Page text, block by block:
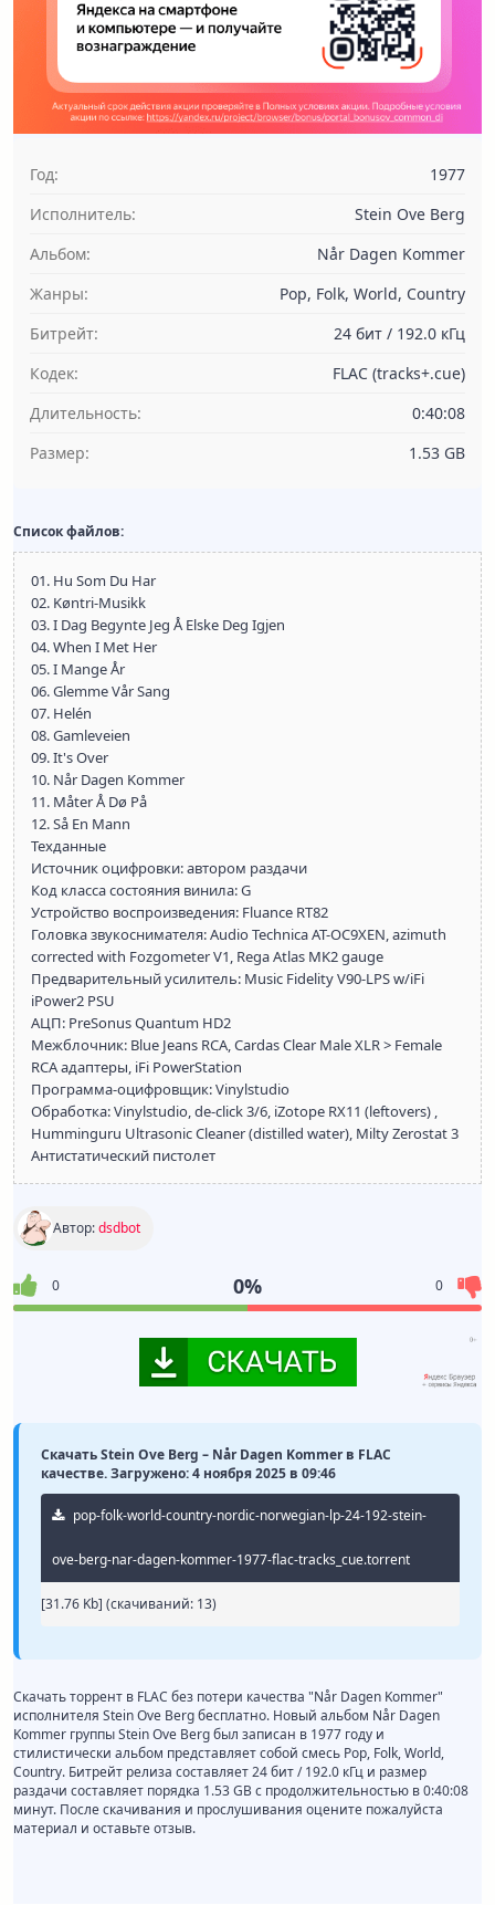
Год:
1977
Исполнитель:
Stein Ove Berg
Альбом:
Når Dagen Kommer
Жанры:
Pop, Folk, World, Country
Битрейт:
24 бит / 192.0 кГц
Кодек:
FLAC (tracks+.cue)
Длительность:
0:40:08
Размер:
1.53 GB
Список файлов:
01. Hu Som Du Har
02. Køntri-Musikk
03. I Dag Begynte Jeg Å Elske Deg Igjen
04. When I Met Her
05. I Mange År
06. Glemme Vår Sang
07. Helén
08. Gamleveien
09. It's Over
10. Når Dagen Kommer
11. Måter Å Dø På
12. Så En Mann
Техданные
Источник оцифровки: автором раздачи
Код класса состояния винила: G
Устройство воспроизведения: Fluance RT82
Головка звукоснимателя: Audio Technica AT-OC9XEN, azimuth
corrected with Fozgometer V1, Rega Atlas MK2 gauge
Предварительный усилитель: Music Fidelity V90-LPS w/iFi
iPower2 PSU
АЦП: PreSonus Quantum HD2
Межблочник: Blue Jeans RCA, Cardas Clear Male XLR > Female
RCA aдаптеры, iFi PowerStation
Программа-оцифровщик: Vinylstudio
Обработка: Vinylstudio, de-click 3/6, iZotope RX11 (leftovers) ,
Humminguru Ultrasonic Cleaner (distilled water), Milty Zerostat 3
Антистатический пистолет
Автор:dsdbot
0 0% 0
Скачать Stein Ove Berg – Når Dagen Kommer в FLAC
качестве. Загружено: 4 ноября 2025 в 09:46
pop-folk-world-country-nordic-norwegian-lp-24-192-stein-
ove-berg-nar-dagen-kommer-1977-flac-tracks_cue.torrent
[31.76 Kb] (cкачиваний: 13)
Скачать торрент в FLAC без потери качества "Når Dagen Kommer"
исполнителя Stein Ove Berg бесплатно. Новый альбом Når Dagen
Kommer группы Stein Ove Berg был записан в 1977 году и
стилистически альбом представляет собой смесь Pop, Folk, World,
Country. Битрейт релиза составляет 24 бит / 192.0 кГц и размер
раздачи составляет порядка 1.53 GB с продолжительностью в 0:40:08
минут. После скачивания и прослушивания оцените пожалуйста
материал и оставьте отзыв.